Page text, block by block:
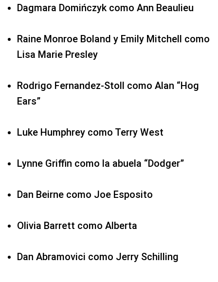
Dagmara Domińczyk como Ann Beaulieu
Raine Monroe Boland y Emily Mitchell como
Lisa Marie Presley
Rodrigo Fernandez-Stoll como Alan “Hog
Ears”
Luke Humphrey como Terry West
Lynne Griffin como la abuela “Dodger”
Dan Beirne como Joe Esposito
Olivia Barrett como Alberta
Dan Abramovici como Jerry Schilling